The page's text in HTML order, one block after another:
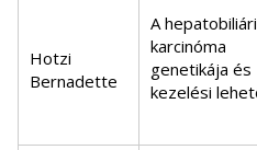
Hotzi
Bernadette
A
karcinóma
genetikája és
kezelési